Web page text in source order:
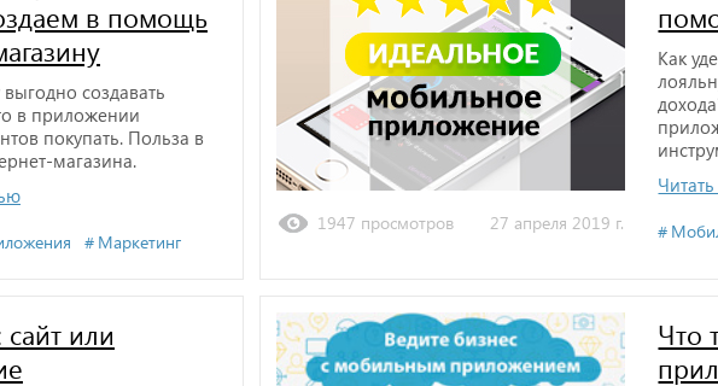
в помощь
создавать
в приложении
покупать. Польза в
магазина.
Маркетинг
1947 просмотров 27 апреля 2019 г.
Как
или
Что